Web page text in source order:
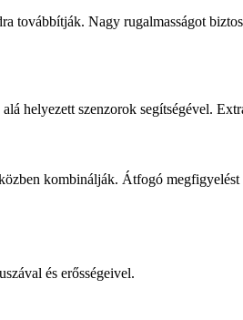
továbbítják. Nagy rugalmasságot
helyezett szenzorok segítségével.
kombinálják. Átfogó
és erősségeivel.